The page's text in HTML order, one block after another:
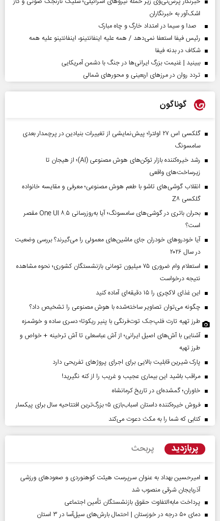
اشک‌آور به خبرنگاران
صدا و سیما در امتداد خارگ و چاه مبارک
رئیس فیفا استعفا نمی‌دهد / همه علیه اینفانتینو، اینفانتینو علیه همه
شکاف در بدنه فیفا
ببینید | غنیمت بزرگ ایرانی‌ها در جنگ با دشمن آمریکایی
تردد روان در مرزهای اربعینی و محورهای شمالی
گوناگون
گلکسی اس ۲۷ اولترا؛ پیش‌نمایشی از تغییرات بنیادین در پرچمدار بعدی
سامسونگ
رشد خیره‌کننده بازار توکن‌های هوش مصنوعی (AI)؛ از هیجان تا
زیرساخت‌های واقعی
انقلاب گوشی‌های تاشو‌ با طعم هوش مصنوعی؛ معرفی و مقایسه خانواده
گلکسی Z۸
بحران باتری در گوشی‌های سامسونگ؛ آیا به‌روزرسانی One UI ۸.۵ مقصر
است؟
آیا خودروهای خودران جای ماشین‌های معمولی را می‌گیرند؟ بررسی وضعیت
در سال ۲۰۲۶
استعلام وام ضروری ۷۵ میلیون تومانی بازنشستگان کشوری؛ نحوه مشاهده
نتیجه درخواست
این غذای لاکچری را ۱۵ دقیقه‌ای آماده کنید
چگونه می‌توان تصاویر ساخته‌شده با هوش مصنوعی را تشخیص داد؟
طرز تهیه تارت فلپ‌جک توت‌فرنگی با پنیر ریکوتا؛ دسری ساده و خوشمزه
آشنایی با آش‌های اصیل ایرانی؛ از آش عباسعلی تا آش ترخینه + خواص و
طرز تهیه
پارک شیرین قابلیت‌ بالایی برای اجرای پروژهای تفریحی دارد
مراقب باشید این بیماری عجیب و غریب را از کنه نگیرید!
خاوران؛ گمشده‌ای در تاریخ کرمانشاه
فروش خیره‌کننده داستان اسباب‌بازی ۵؛ بزرگ‌ترین افتتاحیه سال برای پیکسار
کتابی که شما را به مکث دعوت می‌کند
پربازدید پربحث
امیرحسین بهداد به عنوان سرپرست هیئت کوهنوردی و صعودهای ورزشی
آذربایجان شرقی منصوب شد
پرداخت مابه‌التفاوت حقوق بازنشستگان تأمین اجتماعی
دمای ۵۰ درجه در خوزستان | احتمال بارش‌های سیل‌آسا در ۳ استان